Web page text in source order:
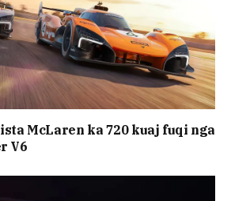
McLaren ka 720 kuaj fuqi nga
V6